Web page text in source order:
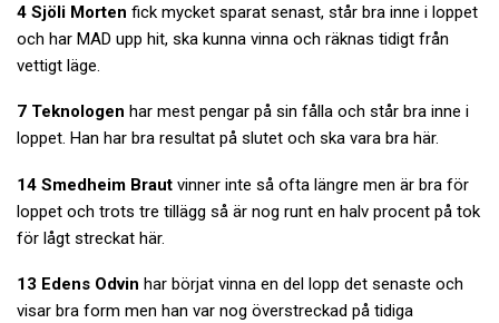
4 Sjöli Morten fick mycket sparat senast, står bra inne i loppet
och har MAD upp hit, ska kunna vinna och räknas tidigt från
vettigt läge.
7 Teknologen har mest pengar på sin fålla och står bra inne i
loppet. Han har bra resultat på slutet och ska vara bra här.
14 Smedheim Braut vinner inte så ofta längre men är bra för
loppet och trots tre tillägg så är nog runt en halv procent på tok
för lågt streckat här.
13 Edens Odvin har börjat vinna en del lopp det senaste och
visar bra form men han var nog överstreckad på tidiga